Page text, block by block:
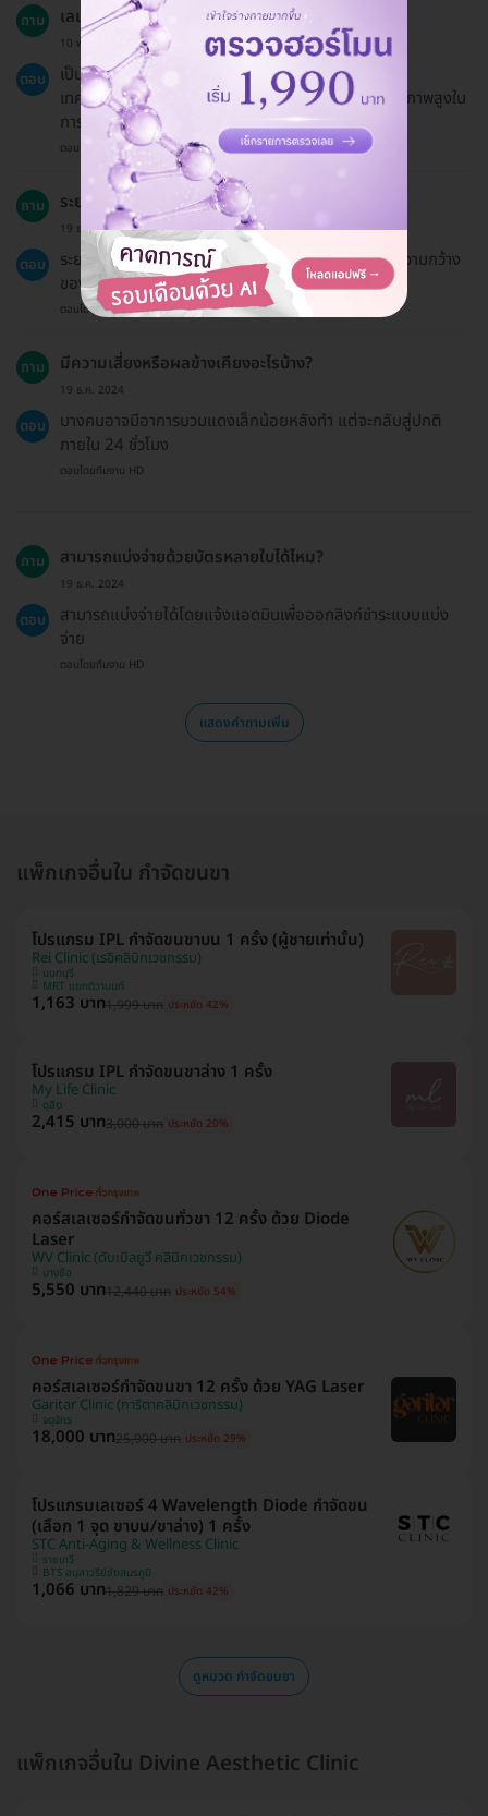
ถาม เลเซอร์ขนขาท่อนบนด้วย YAG Laser คืออะไร?
10 พ.ค. 2024
ตอบ
เป็นการใช้เลเซอร์ในการกำจัดขนบริเวณขาท่อนบน โดยใช้
เทคโนโลยี YAG Laser ที่มีความปลอดภัยและมีประสิทธิภาพสูงใน
การลดขนถาวร
ตอบโดยทีมงาน HD
ถาม ระยะเวลาการทำเลเซอร์นานแค่ไหน?
19 ธ.ค. 2024
ตอบ
ระยะเวลาการทำบริการประมาณ 15-30 นาที ขึ้นอยู่กับความกว้าง
ของบริเวณที่ทำ
ตอบโดยทีมงาน HD
ถาม มีความเสี่ยงหรือผลข้างเคียงอะไรบ้าง?
19 ธ.ค. 2024
ตอบ
บางคนอาจมีอาการบวมแดงเล็กน้อยหลังทำ แต่จะกลับสู่ปกติ
ภายใน 24 ชั่วโมง
ตอบโดยทีมงาน HD
ถาม สามารถแบ่งจ่ายด้วยบัตรหลายใบได้ไหม?
19 ธ.ค. 2024
ตอบ
สามารถแบ่งจ่ายได้โดยแจ้งแอดมินเพื่อออกลิงก์ชำระแบบแบ่ง
จ่าย
ตอบโดยทีมงาน HD
แสดงคำถามเพิ่ม
แพ็กเกจอื่นใน กำจัดขนขา
โปรแกรม IPL กำจัดขนขาบน 1 ครั้ง (ผู้ชายเท่านั้น)
Rei Clinic (เรอิคลินิกเวชกรรม)
นนทบุรี
MRT แยกติวานนท์
1,163 บาท1,999 บาท ประหยัด 42%
โปรแกรม IPL กำจัดขนขาล่าง 1 ครั้ง
My Life Clinic
ดุสิต
2,415 บาท3,000 บาท ประหยัด 20%
คอร์สเลเซอร์กำจัดขนทั่วขา 12 ครั้ง ด้วย Diode
Laser
WV Clinic (ดับเบิลยูวี คลินิกเวชกรรม)
บางซื่อ
5,550 บาท12,440 บาท ประหยัด 54%
คอร์สเลเซอร์กำจัดขนขา 12 ครั้ง ด้วย YAG Laser
Garitar Clinic (การิตาคลินิกเวชกรรม)
จตุจักร
18,000 บาท25,900 บาท ประหยัด 29%
โปรแกรมเลเซอร์ 4 Wavelength Diode กำจัดขน
(เลือก 1 จุด ขาบน/ขาล่าง) 1 ครั้ง
STC Anti-Aging & Wellness Clinic
ราชเทวี
BTS อนุสาวรีย์ชัยสมรภูมิ
1,066 บาท1,829 บาท ประหยัด 42%
ดูหมวด กำจัดขนขา
แพ็กเกจอื่นใน Divine Aesthetic Clinic